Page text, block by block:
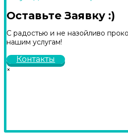
Оставьте Заявку :)
С радостью и не назойливо
нашим услугам!
Контакты
×